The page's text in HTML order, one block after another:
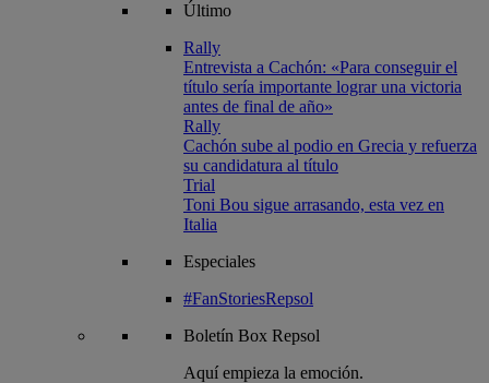
Último
Rally
Entrevista a Cachón: «Para conseguir el
título sería importante lograr una victoria
antes de final de año»
Rally
Cachón sube al podio en Grecia y refuerza
su candidatura al título
Trial
Toni Bou sigue arrasando, esta vez en
Italia
Especiales
#FanStoriesRepsol
Boletín Box Repsol
Aquí empieza la emoción.